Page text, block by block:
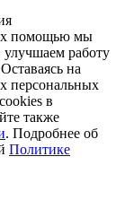
помощью мы
улучшаем работу
на
персональных
в
также
. Подробнее об
Политике